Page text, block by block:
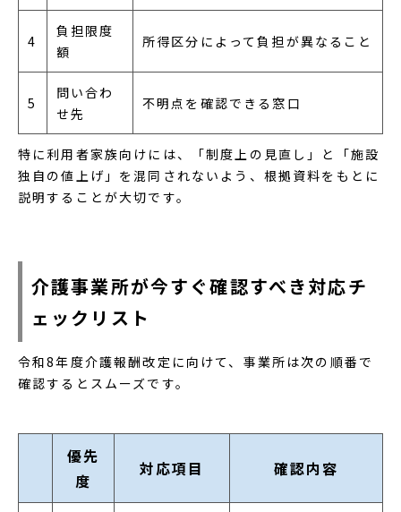
4
負担限度
額
所得区分によって負担が異なること
5
問い合わ
せ先
不明点を確認できる窓口
特に利用者家族向けには、「制度上の見直し」と「施設
独自の値上げ」を混同されないよう、根拠資料をもとに
説明することが大切です。
介護事業所が今すぐ確認すべき対応チ
ェックリスト
令和8年度介護報酬改定に向けて、事業所は次の順番で
確認するとスムーズです。
優先
度
対応項目 確認内容